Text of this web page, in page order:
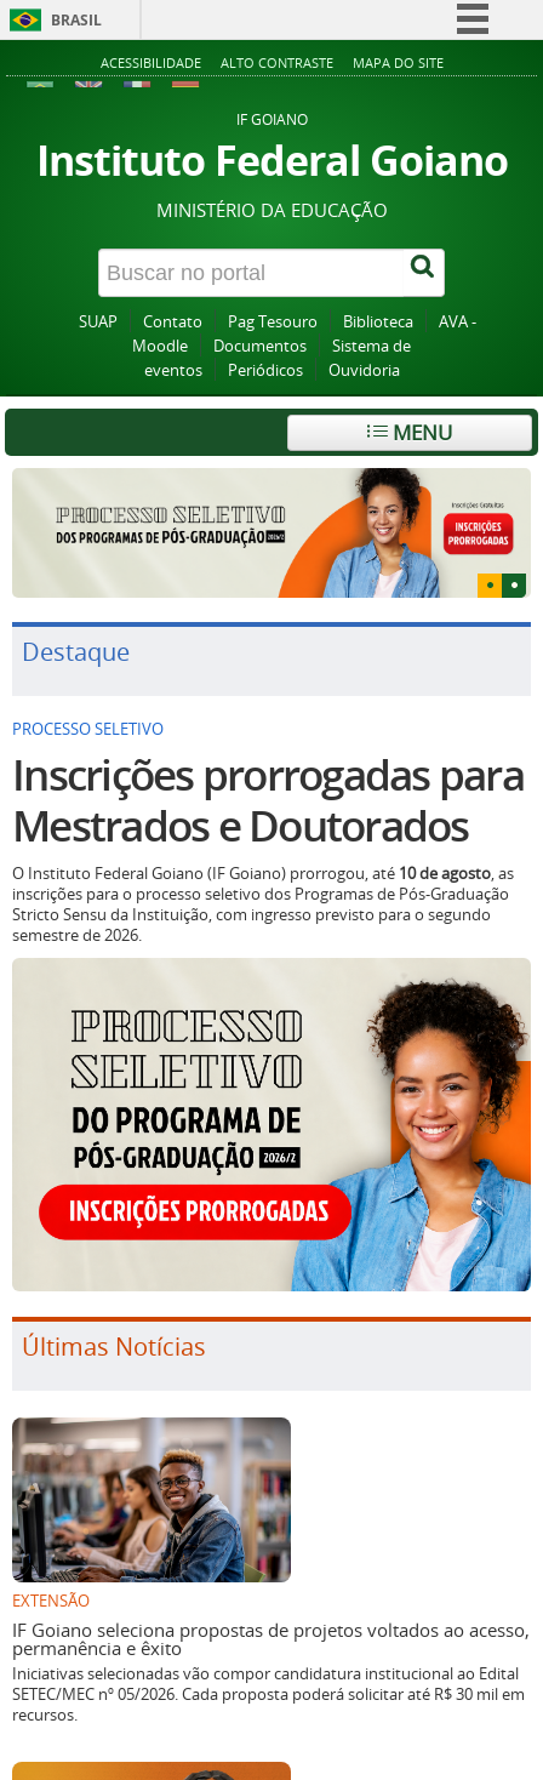
BRASIL
Simplifique!
Acesso à informação
Legislação
Canais
ACESSIBILIDADE ALTO CONTRASTE MAPA DO SITE
IF GOIANO
Instituto Federal Goiano
MINISTÉRIO DA EDUCAÇÃO
SUAP Contato Pag Tesouro Biblioteca
AVA -
Moodle
Documentos
Sistema de
eventos
Periódicos Ouvidoria
MENU
Destaque
PROCESSO SELETIVO
Inscrições prorrogadas para
Mestrados e Doutorados
O Instituto Federal Goiano (IF Goiano) prorrogou, até 10 de agosto, as
inscrições para o processo seletivo dos Programas de Pós-Graduação
Stricto Sensu da Instituição, com ingresso previsto para o segundo
semestre de 2026.
Últimas Notícias
EXTENSÃO
IF Goiano seleciona propostas de projetos voltados ao acesso,
permanência e êxito
Iniciativas selecionadas vão compor candidatura institucional ao Edital
SETEC/MEC nº 05/2026. Cada proposta poderá solicitar até R$ 30 mil em
recursos.